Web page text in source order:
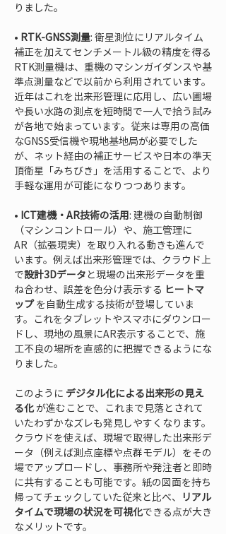
• RTK-GNSS測量: 衛星測位にリアルタイム
補正を加えてセンチメートル級の精度を得る
RTK測量機は、重機のマシンガイダンスや基
準点測量などで以前から利用されています。
近年はこれを出来形管理に応用し、広い圃場
や長い水路の測点を短時間で一人で拾う試み
が各地で始まっています。従来は専用の高価
なGNSS受信機や現地基地局が必要でした
が、ネット経由の補正サービスや日本の準天
頂衛星「みちびき」を活用することで、より
• ICT建機・AR技術の活用: 建機の自動制御
（マシンコントロール）や、施工管理に
AR（拡張現実）を取り入れる動きも進んで
います。例えば出来形管理では、クラウド上
で設計3Dデータ と現場の出来形データを重
ね合わせ、誤差を色分け表示する ヒートマ
ップ を自動生成する技術が登場していま
す。これをタブレットやスマホにダウンロー
ドし、現地の風景にAR表示することで、施
工不良の場所を直感的に把握できるようにな
りました。
このように デジタル化による出来形の見え
る化 が進むことで、これまで見落とされて
いたわずかなズレも発見しやすくなります。
クラウドを使えば、現場で取得した出来形デ
ータ（例えば測点座標や点群モデル）をその
場でアップロードし、事務所や発注者と即時
に共有することも可能です。紙の図面を持ち
帰ってチェックしていた従来と比べ、 リアル
タイムで現場の状況を可視化できる点が大き
なメリットです。